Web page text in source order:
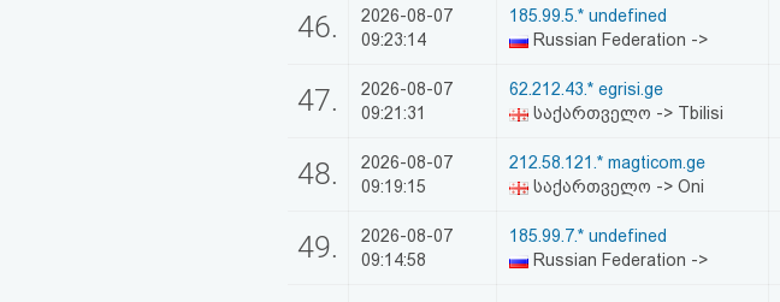
46.
2026-08-07
09:23:14
185.99.5.* undefined
Russian Federation ->
47.
2026-08-07
09:21:31
62.212.43.* egrisi.ge
საქართველო -> Tbilisi
48.
2026-08-07
09:19:15
212.58.121.* magticom.ge
საქართველო -> Oni
49.
2026-08-07
09:14:58
185.99.7.* undefined
Russian Federation ->